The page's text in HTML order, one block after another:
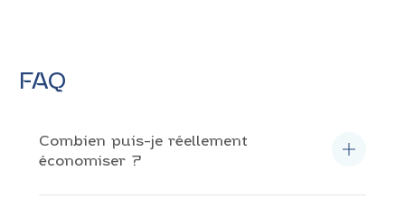
FAQ
Combien puis-je réellement
économiser ?
général, entre 5 % et 20 %, parfois davantage en